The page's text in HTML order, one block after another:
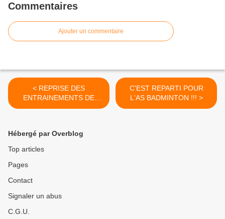
Commentaires
Ajouter un commentaire
< REPRISE DES
ENTRAINEMENTS DE
GYMNASTIQUE
C'EST REPARTI POUR
L'AS BADMINTON !!! >
Hébergé par Overblog
Top articles
Pages
Contact
Signaler un abus
C.G.U.